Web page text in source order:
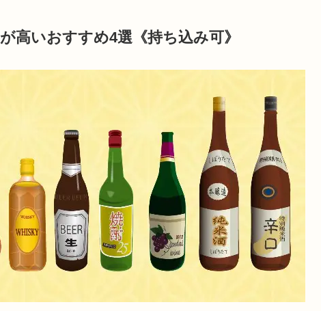
高いおすすめ4選《持ち込み可》